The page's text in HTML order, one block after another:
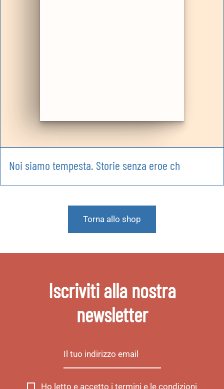
Noi siamo tempesta. Storie senza eroe ch
Torna allo shop
Iscriviti alla nostra
newsletter
Ho letto e accetto i termini e le condizioni